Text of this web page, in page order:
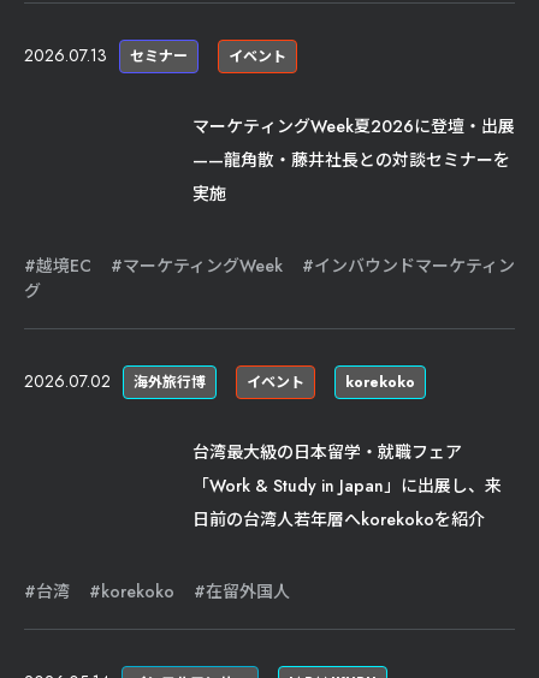
イベント
セミナー
2026.07.13
マーケティングWeek夏2026に登壇・出展
——龍角散・藤井社長との対談セミナーを
実施
越境EC マーケティングWeek
インバウンドマーケティン
グ
korekoko
イベント
海外旅行博
2026.07.02
台湾最大級の日本留学・就職フェア
「Work & Study in Japan」に出展し、来
日前の台湾人若年層へkorekokoを紹介
台湾 korekoko 在留外国人